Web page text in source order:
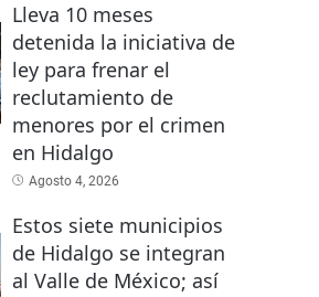
Lleva 10 meses
detenida la iniciativa de
ley para frenar el
reclutamiento de
menores por el crimen
en Hidalgo
Agosto 4, 2026
Estos siete municipios
de Hidalgo se integran
al Valle de México; así